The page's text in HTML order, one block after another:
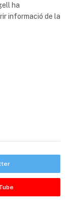
ha
informació de la